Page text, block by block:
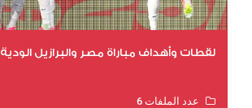
لقطات وأهداف مباراة مصر والبرازيل الودية
عدد الملفات 6